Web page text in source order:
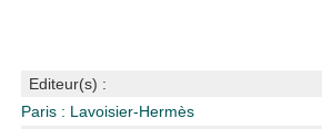
Editeur(s) :
Paris : Lavoisier-Hermès